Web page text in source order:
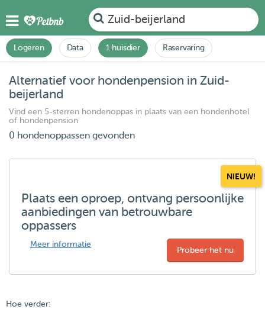
Zuid-beijerland
Logeren Data 1 huisdier Raservaring
Alternatief voor hondenpension in Zuid-
beijerland
Vind een 5-sterren hondenoppas in plaats van een hondenhotel
of hondenpension
0 hondenoppassen gevonden
NIEUW!
Plaats een oproep, ontvang persoonlijke
aanbiedingen van betrouwbare
oppassers
Meer informatie
Probeer het nu
Hoe verder: